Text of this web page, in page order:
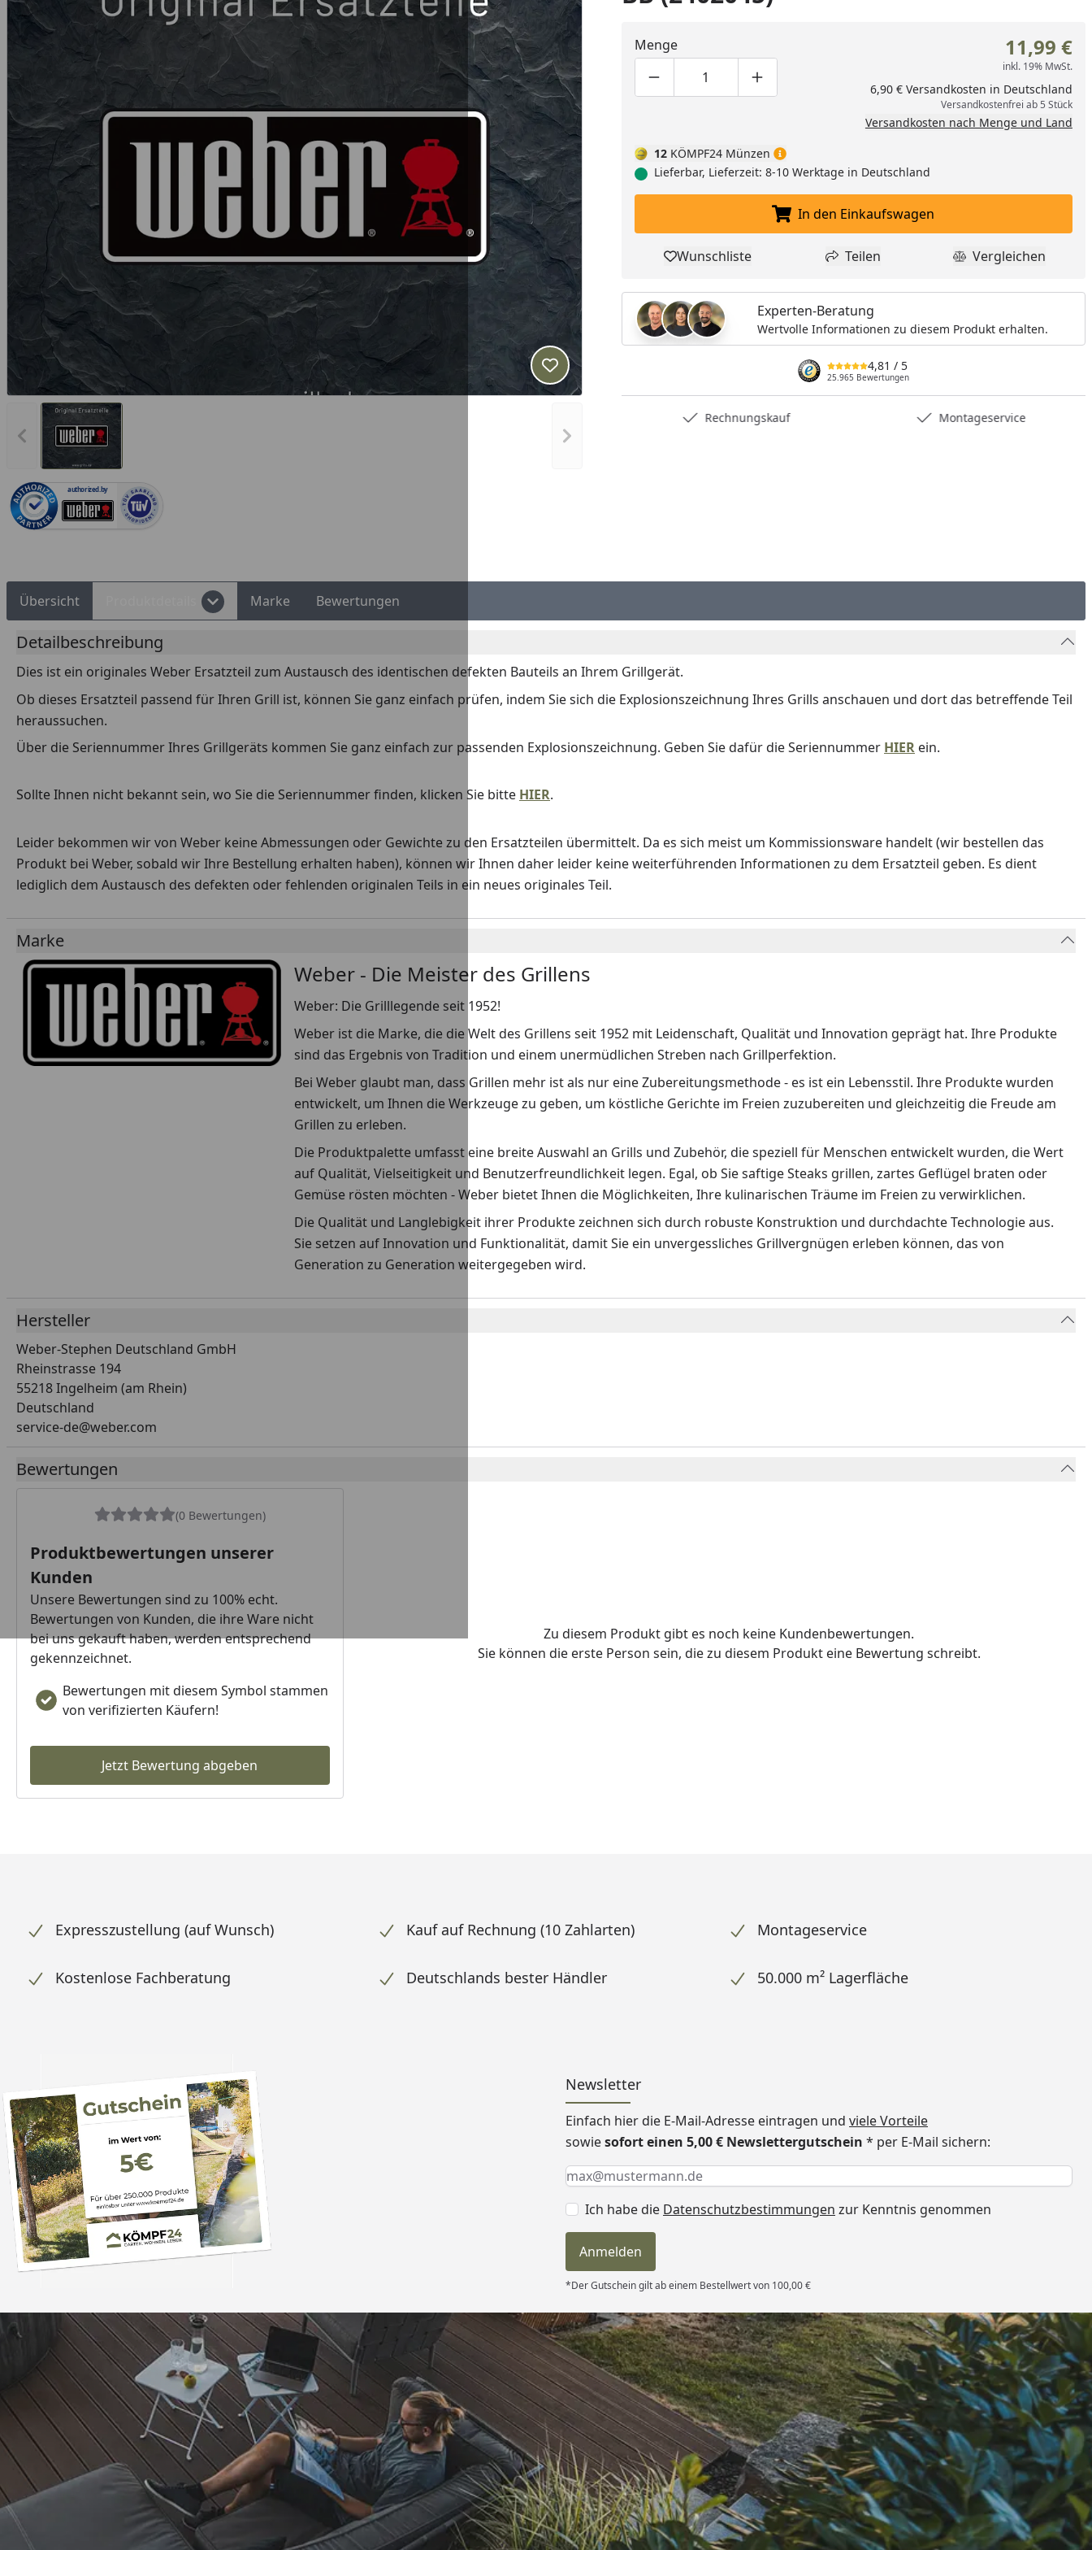
Vorheriges Bild anzeigen Nächstes Bild anzeigen
Produkt zur Wunschliste hinzufügen
authorized.by
Menge
Produktmenge um eins verringern
Produktmenge manuell eingeben
Produktmenge um eins erhöhen
11,99 €
inkl. 19% MwSt.
6,90 € Versandkosten in Deutschland
Versandkostenfrei ab 5 Stück
Versandkosten nach Menge und Land
12 KÖMPF24 Münzen
Lieferbar, Lieferzeit: 8-10 Werktage in Deutschland
In den Einkaufswagen legen
In den Einkaufswagen
Produkt zur Wunschliste hinzufügen
Wunschliste Teilen
Teilen Produkt
Vergleichen
Experten-Beratung
Wertvolle Informationen zu diesem Produkt erhalten.
4,81 / 5
25.965 Bewertungen
Rechnungskauf Montageservice
Übersicht Marke Bewertungen
Detailbeschreibung
Dies ist ein originales Weber Ersatzteil zum Austausch des identischen defekten Bauteils an Ihrem Grillgerät.
Ob dieses Ersatzteil passend für Ihren Grill ist, können Sie ganz einfach prüfen, indem Sie sich die Explosionszeichnung Ihres Grills anschauen und dort das betreffende Teil
heraussuchen.
Über die Seriennummer Ihres Grillgeräts kommen Sie ganz einfach zur passenden Explosionszeichnung. Geben Sie dafür die Seriennummer HIER ein.
Sollte Ihnen nicht bekannt sein, wo Sie die Seriennummer finden, klicken Sie bitte HIER.
Leider bekommen wir von Weber keine Abmessungen oder Gewichte zu den Ersatzteilen übermittelt. Da es sich meist um Kommissionsware handelt (wir bestellen das
Produkt bei Weber, sobald wir Ihre Bestellung erhalten haben), können wir Ihnen daher leider keine weiterführenden Informationen zu dem Ersatzteil geben. Es dient
lediglich dem Austausch des defekten oder fehlenden originalen Teils in ein neues originales Teil.
Marke
Weber - Die Meister des Grillens
Weber: Die Grilllegende seit 1952!
Weber ist die Marke, die die Welt des Grillens seit 1952 mit Leidenschaft, Qualität und Innovation geprägt hat. Ihre Produkte
sind das Ergebnis von Tradition und einem unermüdlichen Streben nach Grillperfektion.
Bei Weber glaubt man, dass Grillen mehr ist als nur eine Zubereitungsmethode - es ist ein Lebensstil. Ihre Produkte wurden
entwickelt, um Ihnen die Werkzeuge zu geben, um köstliche Gerichte im Freien zuzubereiten und gleichzeitig die Freude am
Grillen zu erleben.
Die Produktpalette umfasst eine breite Auswahl an Grills und Zubehör, die speziell für Menschen entwickelt wurden, die Wert
auf Qualität, Vielseitigkeit und Benutzerfreundlichkeit legen. Egal, ob Sie saftige Steaks grillen, zartes Geflügel braten oder
Gemüse rösten möchten - Weber bietet Ihnen die Möglichkeiten, Ihre kulinarischen Träume im Freien zu verwirklichen.
Die Qualität und Langlebigkeit ihrer Produkte zeichnen sich durch robuste Konstruktion und durchdachte Technologie aus.
Sie setzen auf Innovation und Funktionalität, damit Sie ein unvergessliches Grillvergnügen erleben können, das von
Generation zu Generation weitergegeben wird.
Hersteller
Weber-Stephen Deutschland GmbH
Rheinstrasse 194
55218 Ingelheim (am Rhein)
Deutschland
service-de@weber.com
Bewertungen
(0 Bewertungen)
Produktbewertungen unserer
Kunden
Unsere Bewertungen sind zu 100% echt.
Bewertungen von Kunden, die ihre Ware nicht
bei uns gekauft haben, werden entsprechend
gekennzeichnet.
Bewertungen mit diesem Symbol stammen
von verifizierten Käufern!
Jetzt Bewertung abgeben
Zu diesem Produkt gibt es noch keine Kundenbewertungen.
Sie können die erste Person sein, die zu diesem Produkt eine Bewertung schreibt.
Expresszustellung (auf Wunsch) Kauf auf Rechnung (10 Zahlarten) Montageservice
Kostenlose Fachberatung Deutschlands bester Händler 50.000 m² Lagerfläche
Newsletter
Einfach hier die E-Mail-Adresse eintragen und viele Vorteile
sowiesofort einen 5,00 € Newslettergutschein * per E-Mail sichern:
Keine Eingabe erforderlich
Eingabe erforderlich
E-Mail *
Ich habe die Datenschutzbestimmungen zur Kenntnis genommen
Anmelden
*Der Gutschein gilt ab einem Bestellwert von 100,00 €
Trusted Shops
4,81/ 5
25.965 Bewertungen
„Die Bestellung ist innerhalb von 4
Tagen bei mir eingetroffen,
obwohl ein Wochenende
dazwischen lag. Absolut TOP!
Sicherlich nicht die letzte
Bestellung. Vielen Dank und weiter
so.“
07.08.2026
Versand
Auszeichnungen Akzeptierte Zahlungsarten